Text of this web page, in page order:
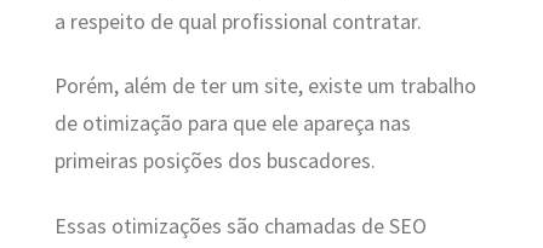
a respeito de qual profissional contratar.
Porém, além de ter um site, existe um trabalho
de otimização para que ele apareça nas
primeiras posições dos buscadores.
Essas otimizações são chamadas de SEO